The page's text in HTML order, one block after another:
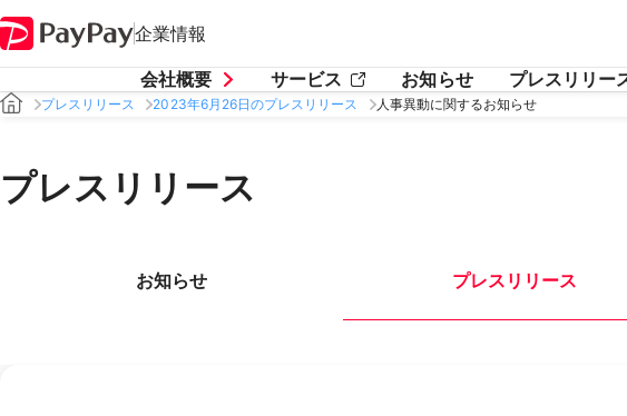
企業情報
会社概要 サービス お知らせ プレスリリー
プレスリリース 2023年6月26日のプレスリリース 人事異動に関するお知らせ
プレスリリース
お知らせ プレスリリース